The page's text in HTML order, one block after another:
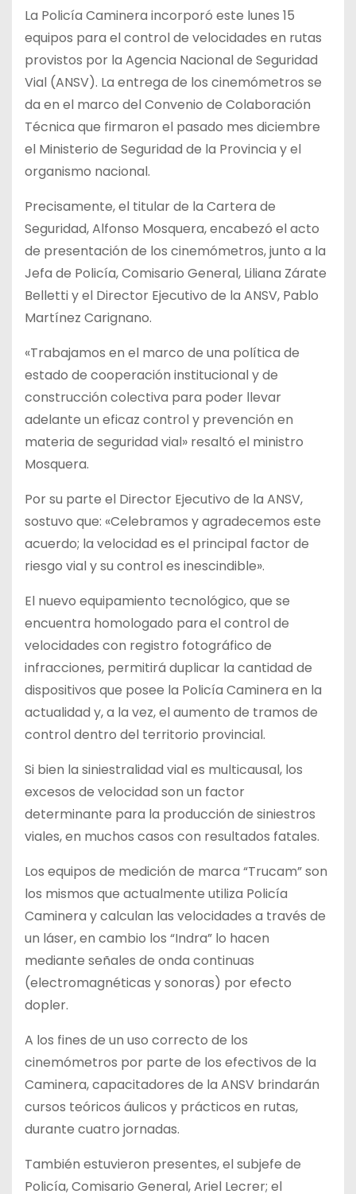
La Policía Caminera incorporó este lunes 15
equipos para el control de velocidades en rutas
provistos por la Agencia Nacional de Seguridad
Vial (ANSV). La entrega de los cinemómetros se
da en el marco del Convenio de Colaboración
Técnica que firmaron el pasado mes diciembre
el Ministerio de Seguridad de la Provincia y el
organismo nacional.
Precisamente, el titular de la Cartera de
Seguridad, Alfonso Mosquera, encabezó el acto
de presentación de los cinemómetros, junto a la
Jefa de Policía, Comisario General, Liliana Zárate
Belletti y el Director Ejecutivo de la ANSV, Pablo
Martínez Carignano.
«Trabajamos en el marco de una política de
estado de cooperación institucional y de
construcción colectiva para poder llevar
adelante un eficaz control y prevención en
materia de seguridad vial» resaltó el ministro
Mosquera.
Por su parte el Director Ejecutivo de la ANSV,
sostuvo que: «Celebramos y agradecemos este
acuerdo; la velocidad es el principal factor de
riesgo vial y su control es inescindible».
El nuevo equipamiento tecnológico, que se
encuentra homologado para el control de
velocidades con registro fotográfico de
infracciones, permitirá duplicar la cantidad de
dispositivos que posee la Policía Caminera en la
actualidad y, a la vez, el aumento de tramos de
control dentro del territorio provincial.
Si bien la siniestralidad vial es multicausal, los
excesos de velocidad son un factor
determinante para la producción de siniestros
viales, en muchos casos con resultados fatales.
Los equipos de medición de marca “Trucam” son
los mismos que actualmente utiliza Policía
Caminera y calculan las velocidades a través de
un láser, en cambio los “Indra” lo hacen
mediante señales de onda continuas
(electromagnéticas y sonoras) por efecto
dopler.
A los fines de un uso correcto de los
cinemómetros por parte de los efectivos de la
Caminera, capacitadores de la ANSV brindarán
cursos teóricos áulicos y prácticos en rutas,
durante cuatro jornadas.
También estuvieron presentes, el subjefe de
Policía, Comisario General, Ariel Lecrer; el